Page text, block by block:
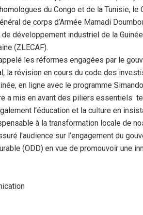
du Congo et de la Tunisie,
de corps d’Armée Mamadi
développement industriel de la
(ZLECAF).
les réformes engagées par le
la révision en cours du code des
en ligne avec le programme
a mis en avant des piliers essentiels
l’éducation et la culture en
à la transformation locale de
l’audience sur l’engagement du
(ODD) en vue de promouvoir une